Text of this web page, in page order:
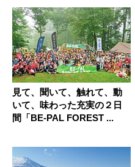
見て、聞いて、触れて、動
いて、味わった充実の２日
間「BE-PAL FOREST ...